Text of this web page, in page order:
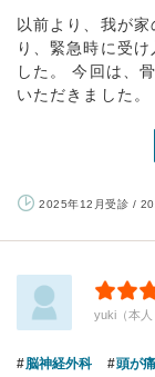
以前より、我が
り、緊急時に受
した。 今回は、
いただきました。
2025年12月受診 /
yuki（本人
脳神経外科 頭が